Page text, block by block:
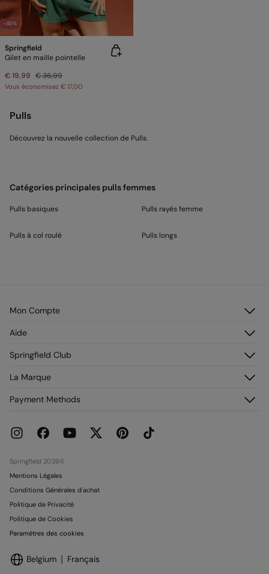
-46%
Springfield
Gilet en maille pointelle
€ 19,99 € 36,99
Vous économisez € 17,00
Pulls
Découvrez la nouvelle collection de Pulls.
Catégories principales pulls femmes
Pulls basiques
Pulls à col roulé
Pulls rayés femme
Pulls longs
Mon Compte
Mes adresses
Aide
Foire aux questions
Livraison
Promotions en cours
Carte Cadeau
Springfield Club
Adhérez !
La Marque
Franchises
Emploi
Payment Methods
Springfield 2026©
Mentions Légales
Conditions Générales d'achat
Politique de Privacité
Politique de Cookies
Paramètres des cookies
Belgium Français